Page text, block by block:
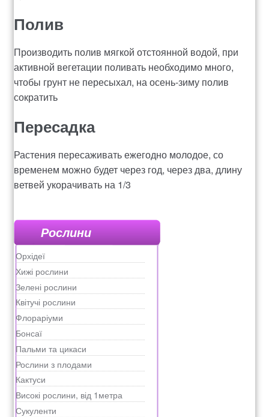
счет 1650
счет 300
счет 3235
счет 545
счет 575
ТОТАЛЬНИЙ РОЗПРОДАЖ
Полив
Производить полив мягкой отстоянной водой, при
активной вегетации поливать необходимо много,
чтобы грунт не пересыхал, на осень-зиму полив
сократить
Пересадка
Растения пересаживать ежегодно молодое, со
временем можно будет через год, через два, длину
ветвей укорачивать на 1/3
Рослини
Орхідеї
Хижі рослини
Зелені рослини
Квітучі рослини
Флораріуми
Бонсаї
Пальми та цикаси
Рослини з плодами
Кактуси
Високі рослини, від 1метра
Сукуленти